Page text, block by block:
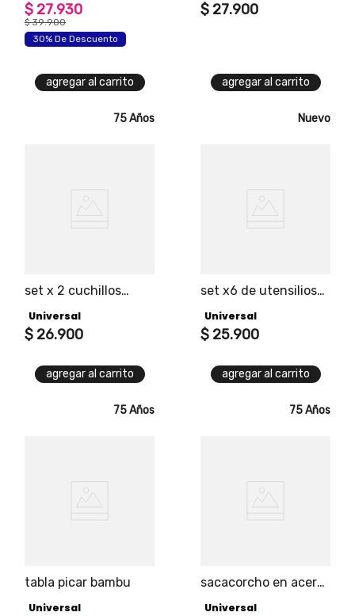
$ 27.930
$ 39.900
30% De Descuento
agregar al carrito
$ 27.900
agregar al carrito
75 Años
set x 2 cuchillos
Universal
$ 26.900
agregar al carrito
Nuevo
set x6 de utensilios
Universal
$ 25.900
agregar al carrito
75 Años
tabla picar bambu
Universal
75 Años
sacacorcho en acero
Universal